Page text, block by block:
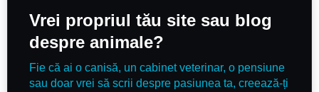
Vrei propriul tău site sau blog
despre animale?
Fie că ai o canisă, un cabinet veterinar, o pensiune
sau doar vrei să scrii despre pasiunea ta, creează-ți